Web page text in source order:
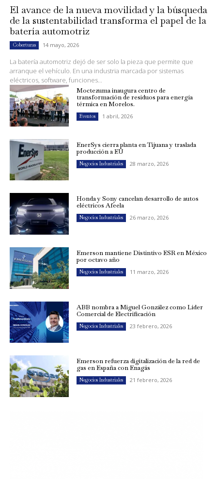
El avance de la nueva movilidad y la búsqueda
de la sustentabilidad transforma el papel de la
batería automotriz
Coberturas 14 mayo, 2026
La batería automotriz dejó de ser solo la pieza que permite que
arranque el vehículo. En una industria marcada por sistemas
eléctricos, software, funciones...
Moctezuma inaugura centro de
transformación de residuos para energía
térmica en Morelos.
Eventos 1 abril, 2026
EnerSys cierra planta en Tijuana y traslada
producción a EU
Negocios Industriales 28 marzo, 2026
Honda y Sony cancelan desarrollo de autos
eléctricos Afeela
Negocios Industriales 26 marzo, 2026
Emerson mantiene Distintivo ESR en México
por octavo año
Negocios Industriales 11 marzo, 2026
ABB nombra a Miguel González como Líder
Comercial de Electrificación
Negocios Industriales 23 febrero, 2026
Emerson refuerza digitalización de la red de
gas en España con Enagás
Negocios Industriales 21 febrero, 2026